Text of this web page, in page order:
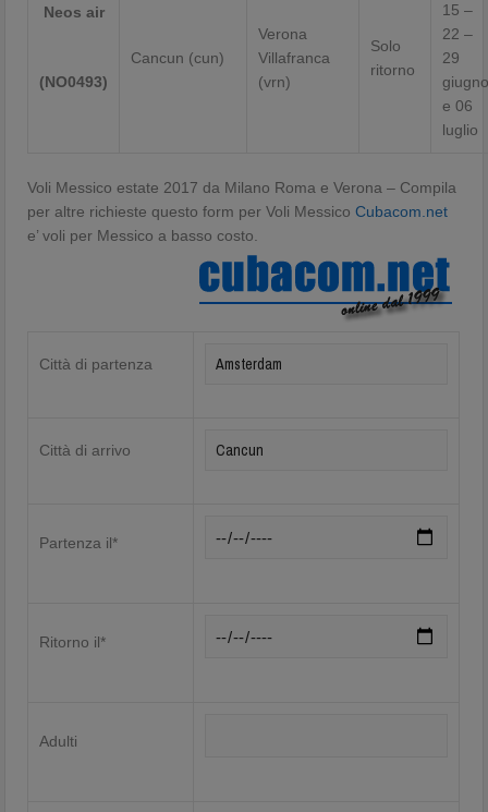
Neos air
(NO0493)
Cancun (cun)
Verona
Villafranca
(vrn)
Solo
ritorno
15 –
22 –
29
e 06
luglio
Voli Messico estate 2017 da Milano Roma e Verona – Compila
per altre richieste questo form per Voli MessicoCubacom.net
e’ voli per Messico a basso costo.
Città di partenza
Città di arrivo
Partenza il*
Ritorno il*
Adulti